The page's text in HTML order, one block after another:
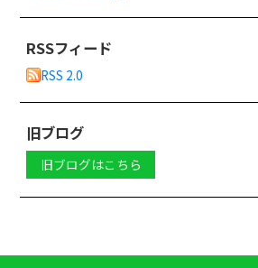
RSSフィード
RSS 2.0
旧ブログ
旧ブログはこちら